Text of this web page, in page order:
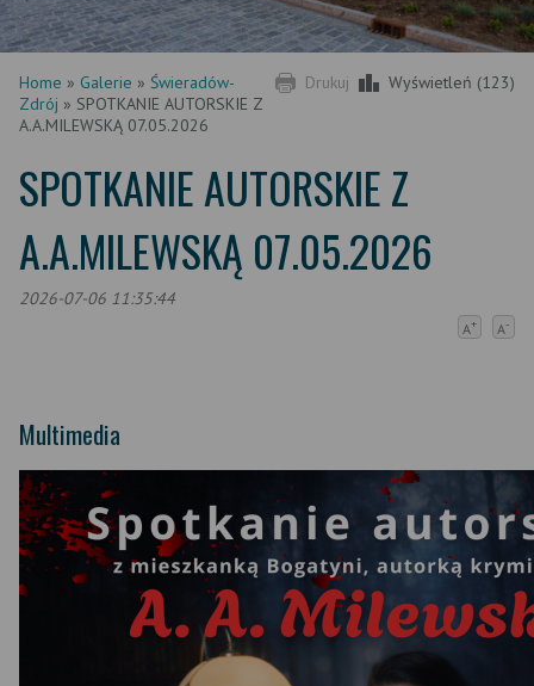
Drukuj Wyświetleń (123)
Home » Galerie » Świeradów-
Zdrój » SPOTKANIE AUTORSKIE Z
A.A.MILEWSKĄ 07.05.2026
SPOTKANIE AUTORSKIE Z
A.A.MILEWSKĄ 07.05.2026
2026-07-06 11:35:44
A+ A-
Multimedia